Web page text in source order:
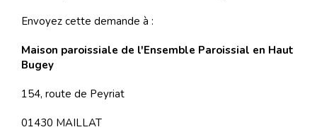
Envoyez cette demande à :
Maison paroissiale de l'Ensemble Paroissial en Haut
Bugey
154, route de Peyriat
01430 MAILLAT